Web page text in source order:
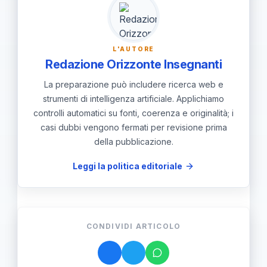
inviano dati aggregati.
essenziali; è fondamentale attenersi
alle scadenze e alle istruzioni della
scheda.
L'AUTORE
Redazione Orizzonte Insegnanti
La preparazione può includere ricerca web e
strumenti di intelligenza artificiale. Applichiamo
controlli automatici su fonti, coerenza e originalità; i
casi dubbi vengono fermati per revisione prima
della pubblicazione.
Leggi la politica editoriale
CONDIVIDI ARTICOLO